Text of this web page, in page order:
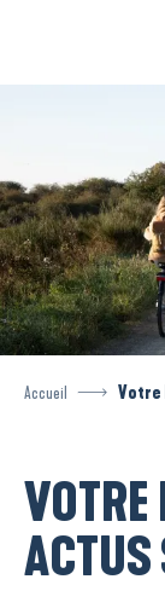
Accueil Votre
VOTRE
ACTUS